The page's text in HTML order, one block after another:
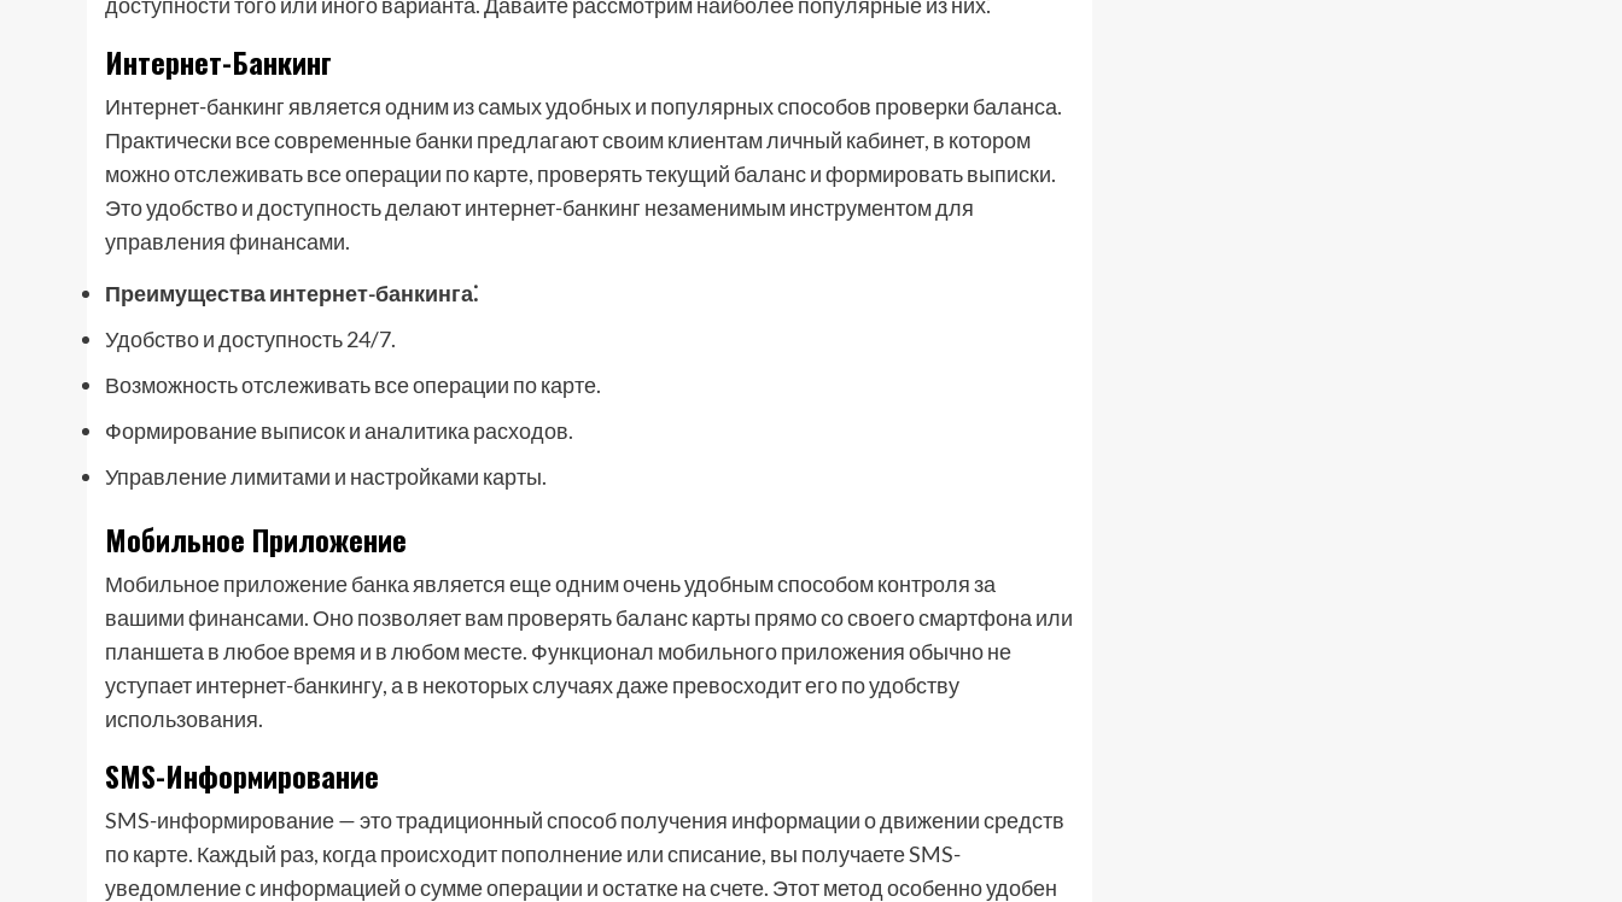
Интернет-Банкинг
Интернет-банкинг является одним из самых удобных и популярных способов проверки баланса.
Практически все современные банки предлагают своим клиентам личный кабинет, в котором
можно отслеживать все операции по карте, проверять текущий баланс и формировать выписки.
Это удобство и доступность делают интернет-банкинг незаменимым инструментом для
управления финансами.
Преимущества интернет-банкинга⁚
Удобство и доступность 24/7.
Возможность отслеживать все операции по карте.
Формирование выписок и аналитика расходов.
Управление лимитами и настройками карты.
Мобильное Приложение
Мобильное приложение банка является еще одним очень удобным способом контроля за
вашими финансами. Оно позволяет вам проверять баланс карты прямо со своего смартфона или
планшета в любое время и в любом месте. Функционал мобильного приложения обычно не
уступает интернет-банкингу, а в некоторых случаях даже превосходит его по удобству
использования.
SMS-Информирование
SMS-информирование — это традиционный способ получения информации о движении средств
по карте. Каждый раз, когда происходит пополнение или списание, вы получаете SMS-
уведомление с информацией о сумме операции и остатке на счете. Этот метод особенно удобен